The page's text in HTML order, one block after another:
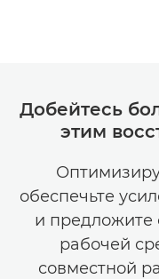
Добейтесь
этим
обеспечьте
и предложите
рабочей
совместной